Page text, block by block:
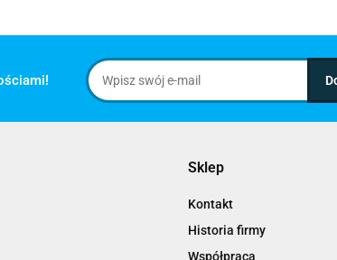
Sklep
Kontakt
Historia firmy
Współpraca